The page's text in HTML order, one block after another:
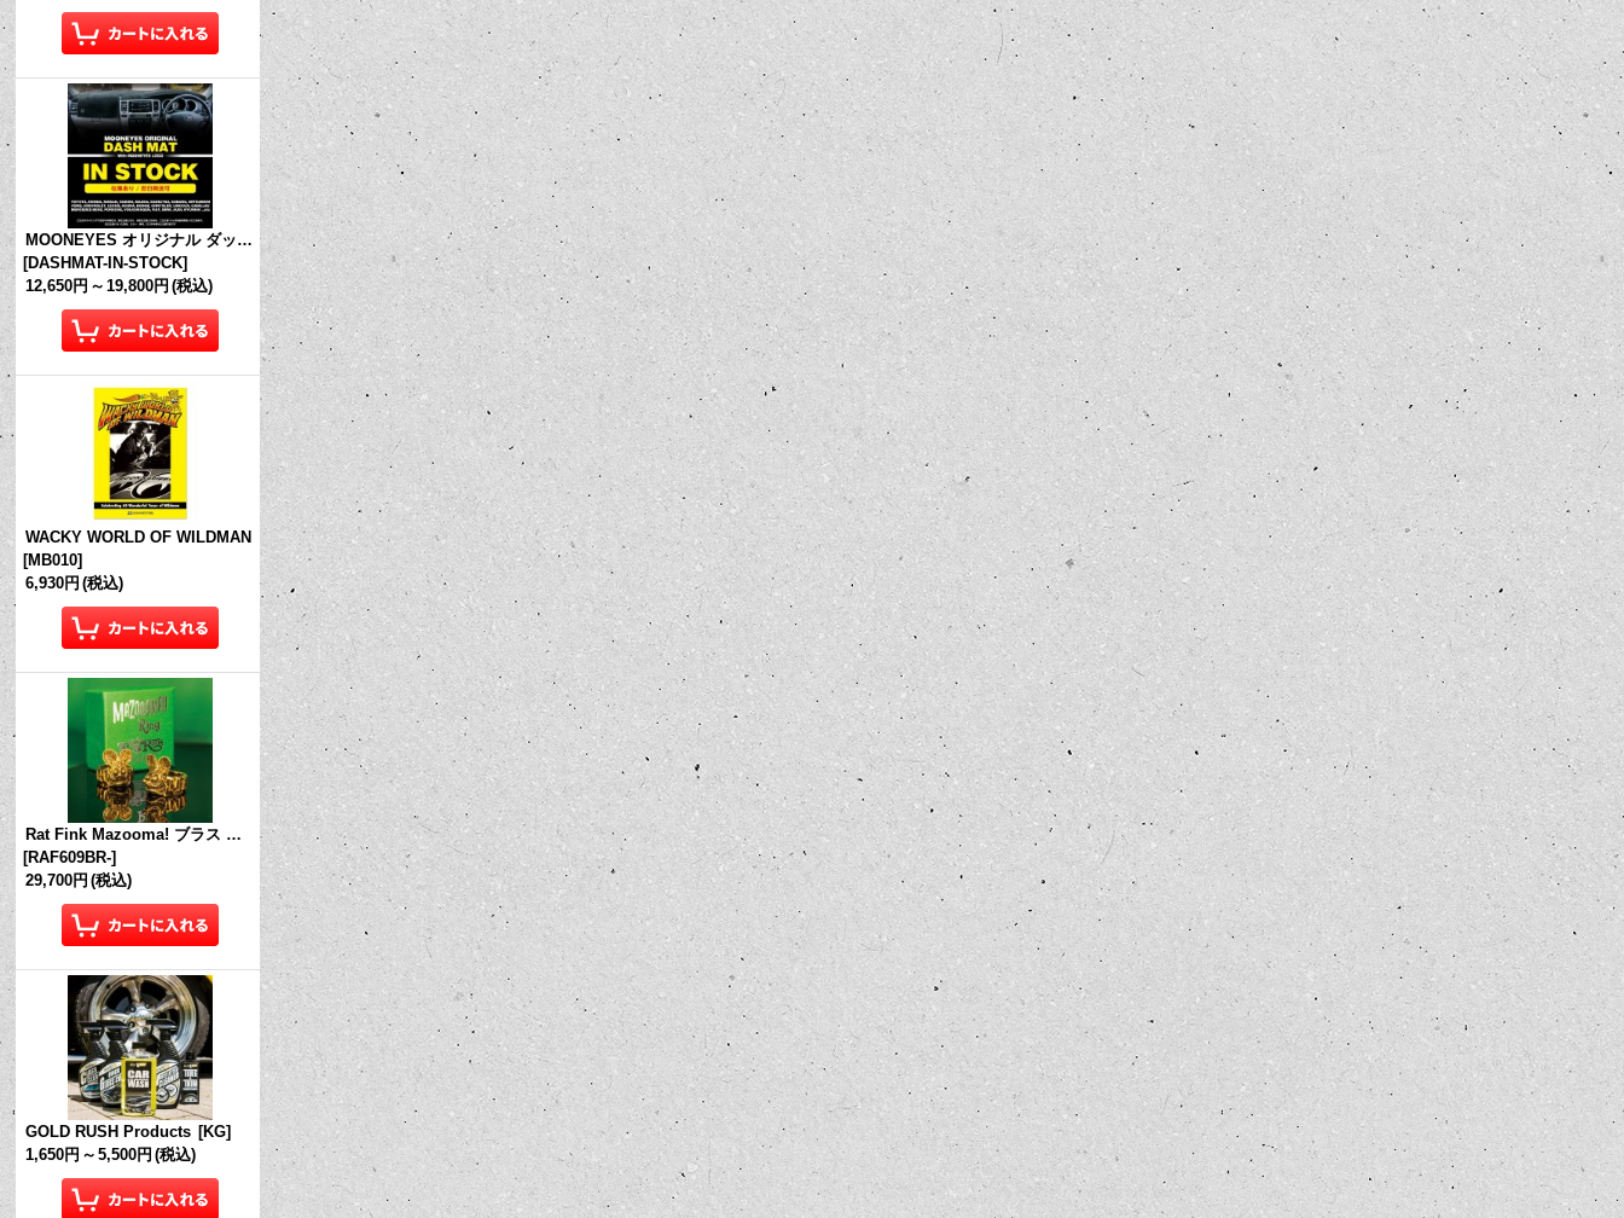
MOONEYES オリジナル ダッシュマット (in Stock!)
[DASHMAT-IN-STOCK]
12,650円 ～ 19,800円 (税込)
WACKY WORLD OF WILDMAN
[MB010]
6,930円 (税込)
Rat Fink Mazooma! ブラス リング
[RAF609BR-]
29,700円 (税込)
GOLD RUSH Products [KG]
1,650円 ～ 5,500円 (税込)